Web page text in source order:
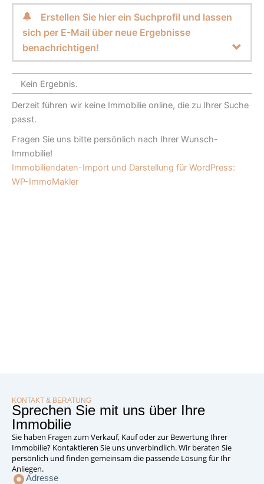
Erstellen Sie hier ein Suchprofil und lassen
sich per E-Mail über neue Ergebnisse
benachrichtigen!
Kein Ergebnis.
Derzeit führen wir keine Immobilie online, die zu Ihrer Suche
passt.
Fragen Sie uns bitte persönlich nach Ihrer Wunsch-
Immobilie!
Immobiliendaten-Import und Darstellung für WordPress:
WP-ImmoMakler
KONTAKT & BERATUNG
Sprechen Sie mit uns über Ihre
Immobilie
Sie haben Fragen zum Verkauf, Kauf oder zur Bewertung Ihrer
Immobilie? Kontaktieren Sie uns unverbindlich. Wir beraten Sie
persönlich und finden gemeinsam die passende Lösung für Ihr
Anliegen.
Adresse